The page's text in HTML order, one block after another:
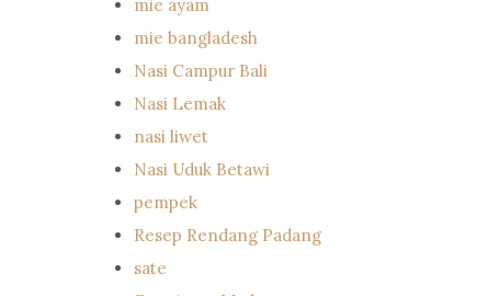
mie ayam
mie bangladesh
Nasi Campur Bali
Nasi Lemak
nasi liwet
Nasi Uduk Betawi
pempek
Resep Rendang Padang
sate